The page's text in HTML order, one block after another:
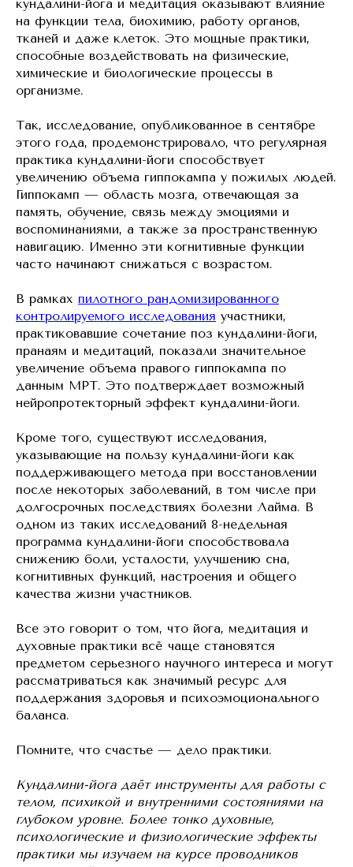
кундалини-йога и медитация оказывают влияние
на функции тела, биохимию, работу органов,
тканей и даже клеток. Это мощные практики,
способные воздействовать на физические,
химические и биологические процессы в
организме.
Так, исследование, опубликованное в сентябре
этого года, продемонстрировало, что регулярная
практика кундалини-йоги способствует
увеличению объема гиппокампа у пожилых людей.
Гиппокамп — область мозга, отвечающая за
память, обучение, связь между эмоциями и
воспоминаниями, а также за пространственную
навигацию. Именно эти когнитивные функции
часто начинают снижаться с возрастом.
В рамках пилотного рандомизированного
контролируемого исследования участники,
практиковавшие сочетание поз кундалини-йоги,
пранаям и медитаций, показали значительное
увеличение объема правого гиппокампа по
данным МРТ. Это подтверждает возможный
нейропротекторный эффект кундалини-йоги.
Кроме того, существуют исследования,
указывающие на пользу кундалини-йоги как
поддерживающего метода при восстановлении
после некоторых заболеваний, в том числе при
долгосрочных последствиях болезни Лайма. В
одном из таких исследований 8-недельная
программа кундалини-йоги способствовала
снижению боли, усталости, улучшению сна,
когнитивных функций, настроения и общего
качества жизни участников.
Все это говорит о том, что йога, медитация и
духовные практики всё чаще становятся
предметом серьезного научного интереса и могут
рассматриваться как значимый ресурс для
поддержания здоровья и психоэмоционального
баланса.
Помните, что счастье — дело практики.
Кундалини-йога даёт инструменты для работы с
телом, психикой и внутренними состояниями на
глубоком уровне. Более тонко духовные,
психологические и физиологические эффекты
практики мы изучаем на курсе проводников